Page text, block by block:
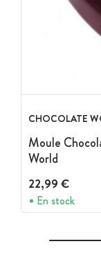
CHOCOLATE
Moule
World
22,99 €
En stock